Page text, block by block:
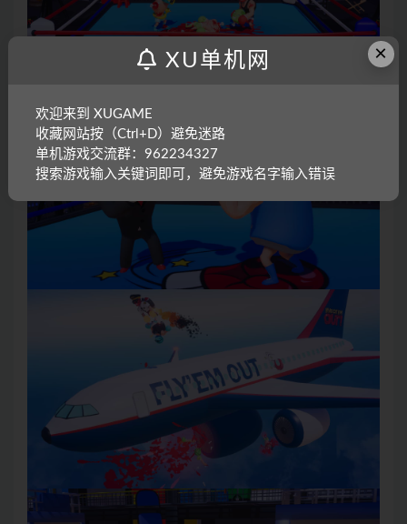
×
XU单机网
欢迎来到 XUGAME
收藏网站按（Ctrl+D）避免迷路
单机游戏交流群：962234327
搜索游戏输入关键词即可，避免游戏名字输入错误